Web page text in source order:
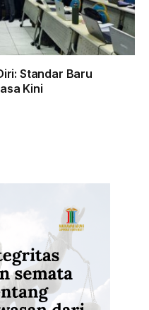
Standar Baru
Kini